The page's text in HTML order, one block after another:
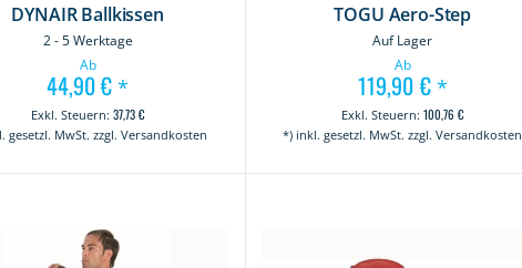
DYNAIR Ballkissen
2 - 5 Werktage
Ab
44,90 € *
37,73 €
gesetzl. MwSt. zzgl. Versandkosten
TOGU Aero-Step
Auf Lager
Ab
119,90 €*
100,76 €
*) inkl. gesetzl. MwSt. zzgl. Versandkosten